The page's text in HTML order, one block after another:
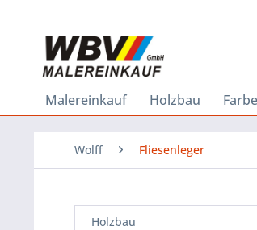
Malereinkauf Holzbau
Wolff Fliesenleger
Holzbau